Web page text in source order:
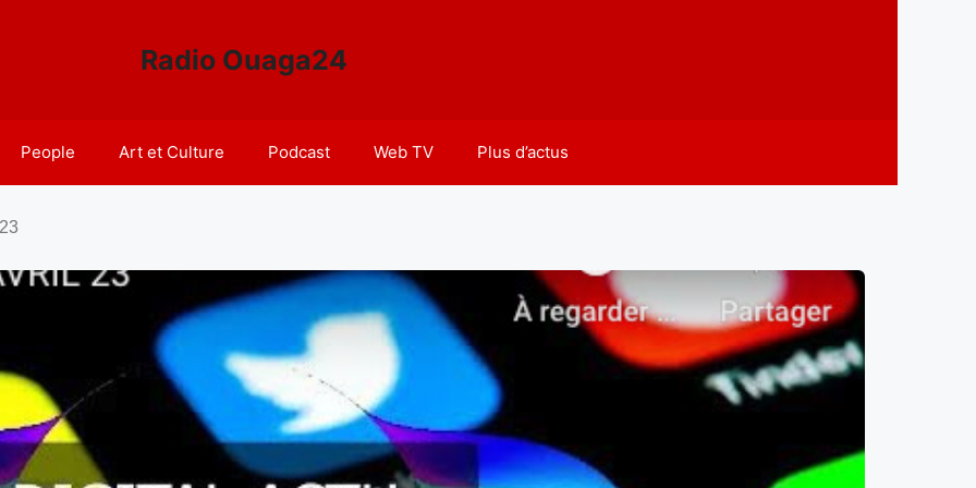
Radio Ouaga24
People Art et Culture Podcast Web TV Plus d’actus